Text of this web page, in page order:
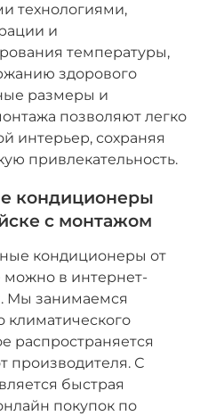
технологиями,
и
температуры,
здорового
размеры и
позволяют легко
интерьер, сохраняя
привлекательность.
кондиционеры
с монтажом
кондиционеры от
в интернет-
Мы занимаемся
климатического
распространяется
производителя. С
быстрая
покупок по